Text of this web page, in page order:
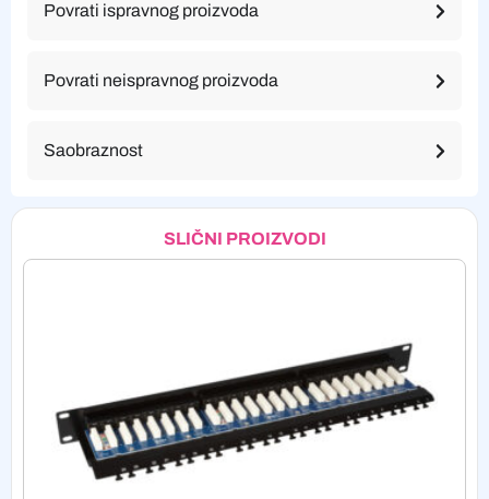
Povrati ispravnog proizvoda
Povrati neispravnog proizvoda
Saobraznost
SLIČNI PROIZVODI